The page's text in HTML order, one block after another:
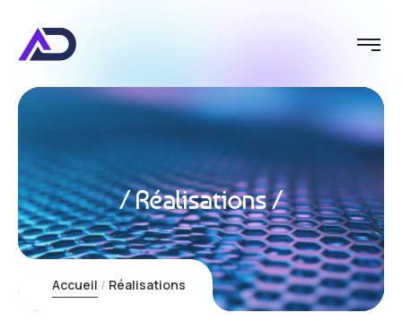
Réalisations
Accueil Réalisations